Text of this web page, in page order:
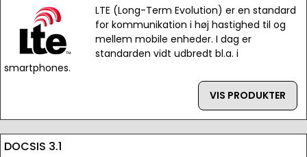
LTE (Long-Term Evolution) er en standard
for kommunikation i høj hastighed til og
mellem mobile enheder. I dag er
standarden vidt udbredt bl.a. i
smartphones.
VIS PRODUKTER
DOCSIS 3.1